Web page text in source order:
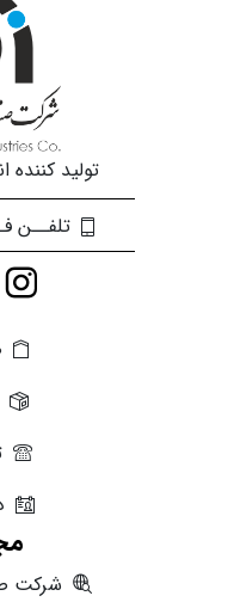
تولید کننده
تلفــن
شرکت